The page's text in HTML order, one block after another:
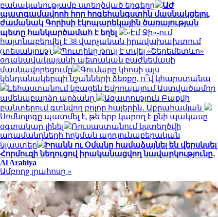
բանականությամբ ստեղծված երգերը
ԱԺ
պատգամավորի հոր հոգեհանգստին մասնակցելու
ժամանակ Գորիսի էկոպարեկային ծառայության
պետը հանկարծամահ է եղել
«Էմ Ջի»-ում
հայտնաբերվել է 38 վարչական իրավախախտում
(տեսանյութ)
Պուտինը թույլ է տվել «Շերեմետևո»
օդանավակայանի պետական բաժնեմասի
մասնավորեցումը
Գումարը կհոսի այս
կենդանակերպի նշանների ձեռքը. ո՞վ կհարստանա
Լեհաստանում կբացեն Եվրոպայում Աստվածամոր
ամենաբարձր արձանը
Ազատություն Բաքվի
բանտերում գտնվող բոլոր հայերին․ Աբրահամյան
Սոմնոլոգը պատմել է, թե երբ կարող է քնի պակասը
օգտակար լինել
Ռուսաստանում կստեղծվի
ադամանդների հղկման արդյունաբերական
կլաստեր
Իրանն ու Օմանը համաձայնել են վերսկսել
Հորմուզի նեղուցով իրականացվող նավարկությունը․
Al Arabiya
Ամբողջ լրահոսը »